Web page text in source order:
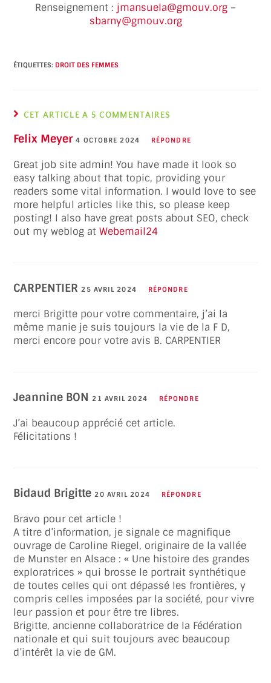
Renseignement : jmansuela@gmouv.org –
sbarny@gmouv.org
ÉTIQUETTES: DROIT DES FEMMES
CET ARTICLE A 5 COMMENTAIRES
Felix Meyer 4 OCTOBRE 2024 RÉPONDRE
Great job site admin! You have made it look so
easy talking about that topic, providing your
readers some vital information. I would love to see
more helpful articles like this, so please keep
posting! I also have great posts about SEO, check
out my weblog atWebemail24
CARPENTIER25 AVRIL 2024 RÉPONDRE
merci Brigitte pour votre commentaire, j’ai la
même manie je suis toujours la vie de la F D,
merci encore pour votre avis B. CARPENTIER
Jeannine BON21 AVRIL 2024 RÉPONDRE
J’ai beaucoup apprécié cet article.
Félicitations !
Bidaud Brigitte20 AVRIL 2024 RÉPONDRE
Bravo pour cet article !
A titre d’information, je signale ce magnifique
ouvrage de Caroline Riegel, originaire de la vallée
de Munster en Alsace : « Une histoire des grandes
exploratrices » qui brosse le portrait synthétique
de toutes celles qui ont dépassé les frontières, y
compris celles imposées par la société, pour vivre
leur passion et pour être tre libres.
Brigitte, ancienne collaboratrice de la Fédération
nationale et qui suit toujours avec beaucoup
d’intérêt la vie de GM.